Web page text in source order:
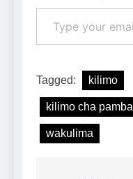
Type your email…
Tagged: kilimo
kilimo cha pamba
wakulima